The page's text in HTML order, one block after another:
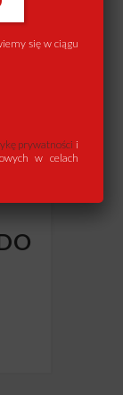
się w ciągu
prywatności i
w celach